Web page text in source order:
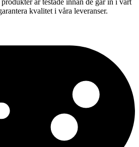
är testade innan de går in i vårt
kvalitet i våra leveranser.